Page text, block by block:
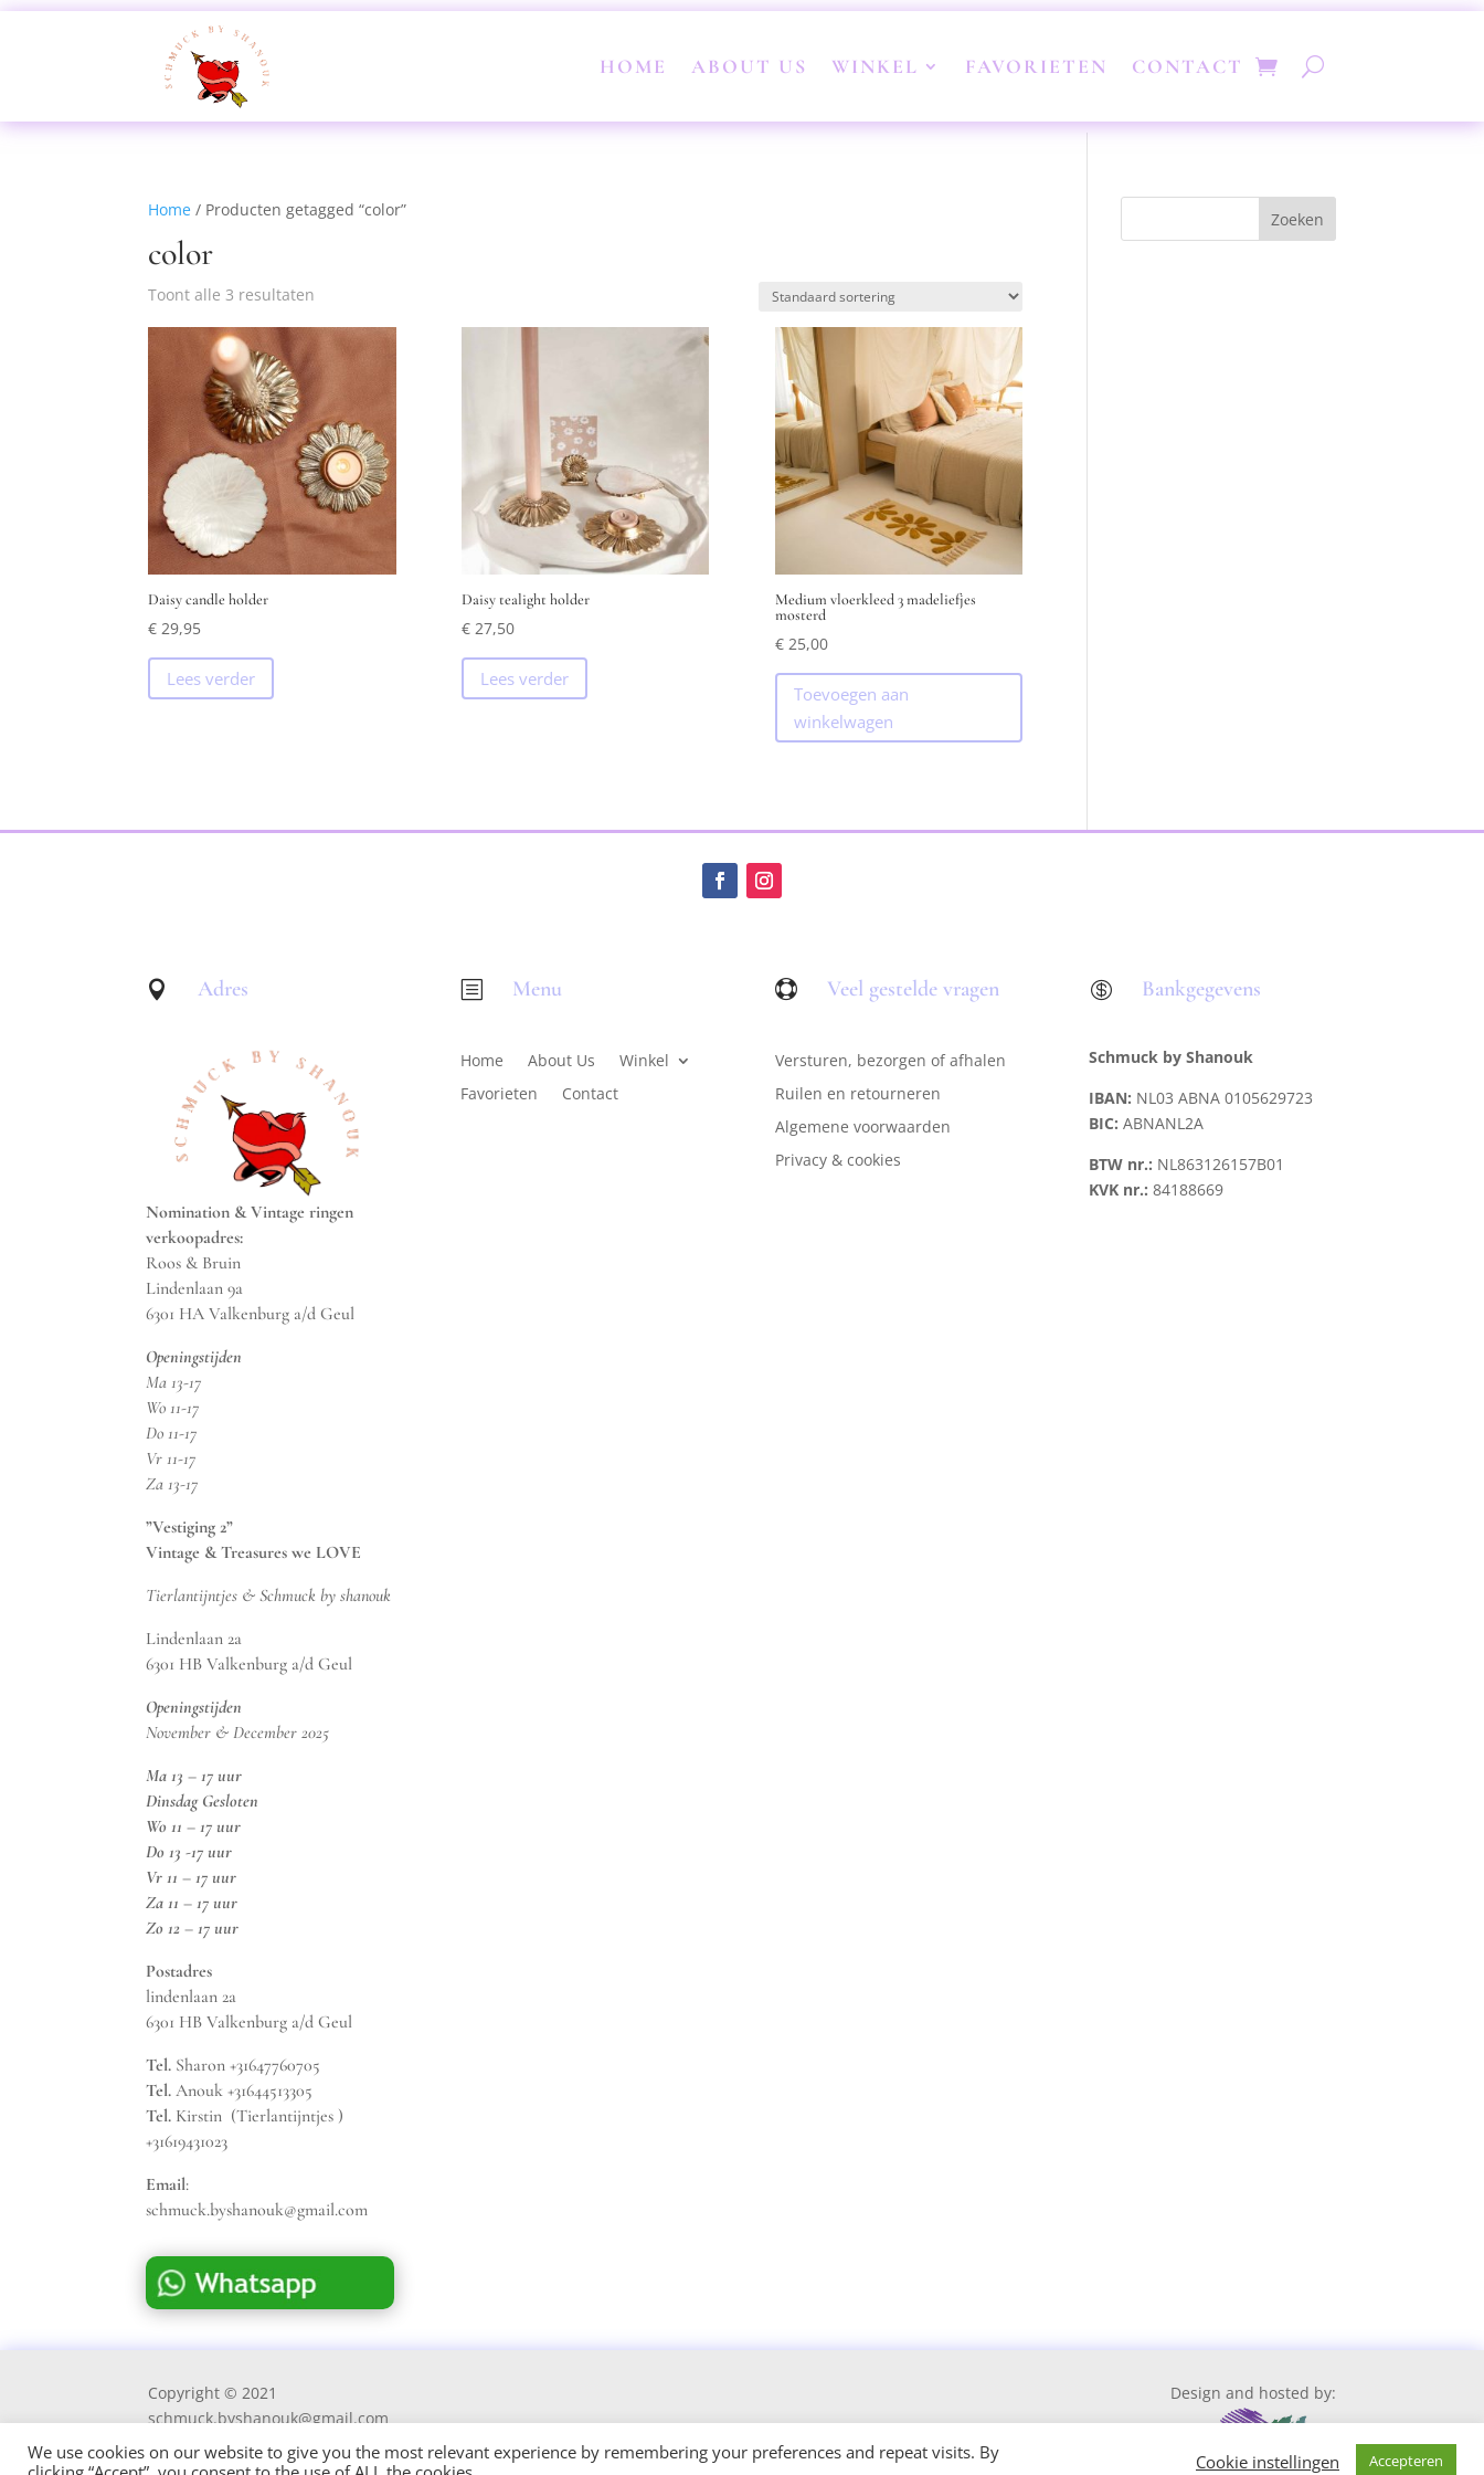
HOME ABOUT US WINKEL FAVORIETEN CONTACT
Home / Producten getagged “color”
color
Toont alle 3 resultaten
Daisy candle holder
€ 29,95
Lees verder
Daisy tealight holder
€27,50
Lees verder
Medium vloerkleed 3 madeliefjes
mosterd
€25,00
Toevoegen aan
winkelwagen
 Adres
Nomination & Vintage ringen
verkoopadres:
Roos & Bruin
Lindenlaan 9a
6301 HA Valkenburg a/d Geul
Openingstijden
Ma 13-17
Wo 11-17
Do 11-17
Vr 11-17
Za 13-17
”Vestiging 2”
Vintage & Treasures we LOVE
Tierlantijntjes & Schmuck by shanouk
Lindenlaan 2a
6301 HB Valkenburg a/d Geul
Openingstijden
November & December 2025
Ma 13 – 17 uur
Dinsdag Gesloten
Wo 11 – 17 uur
Do 13 -17 uur
Vr 11 – 17 uur
Za 11 – 17 uur
Zo 12 – 17 uur
Postadres
lindenlaan 2a
6301 HB Valkenburg a/d Geul
Tel. Sharon +31647760705
Tel. Anouk +31644513305
Tel. Kirstin (Tierlantijntjes )
+31619431023
Email:
schmuck.byshanouk@gmail.com
b Menu
Home About Us
Winkel
Favorieten
Contact
 Veel gestelde vragen
Versturen, bezorgen of afhalen
Ruilen en retourneren
Algemene voorwaarden
Privacy & cookies
 Bankgegevens
Schmuck by Shanouk
IBAN: NL03 ABNA 0105629723
BIC: ABNANL2A
BTW nr.: NL863126157B01
KVK nr.:84188669
Copyright © 2021
schmuck.byshanouk@gmail.com
Design and hosted by:
We use cookies on our website to give you the most relevant experience by remembering your preferences and repeat visits. By
Cookie instellingen Accepteren